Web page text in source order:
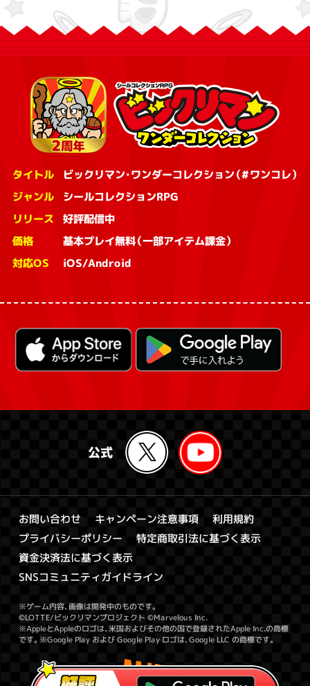
タイトル ビックリマン・ワンダーコレクション（#ワンコレ）
ジャンル シールコレクションRPG
リリース 好評配信中
価格 基本プレイ無料（一部アイテム課金）
対応OS iOS/Android
お問い合わせ キャンペーン注意事項 利用規約
プライバシーポリシー 特定商取引法に基づく表示
資金決済法に基づく表示
SNSコミュニティガイドライン
※ゲーム内容、画像は開発中のものです。
©LOTTE/ビックリマンプロジェクト ©Marvelous Inc.
※AppleとAppleのロゴは、米国およびその他の国で登録されたApple Inc.の商標
です。※Google Play および Google Play ロゴは、Google LLC の商標です。